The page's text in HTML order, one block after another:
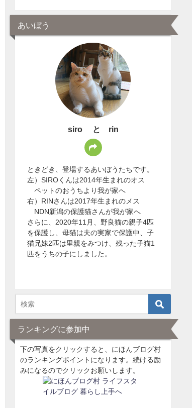
あいぼう
siro と rin
ときどき、登場するあいぼうたちです。
左）SIROくんは2014年生まれのオス
ペットのおうちより我が家へ
右）RINさんは2017年生まれのメス
NDN新潟の保護猫さんが我が家へ
さらに、2020年11月、野良猫の親子4匹
を保護し、母猫は夫の実家で保護中、子
猫兄妹2匹は里親をみつけ、残った子猫1
匹をうちの子にしました。
ランキングに参加中
下の写真をクリックすると、にほんブログ村
のランキングポイントになります。続ける励
みになるのでクリックお願いします。